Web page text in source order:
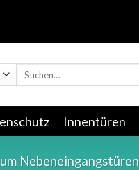
Innentüren
Nebeneingangstüren